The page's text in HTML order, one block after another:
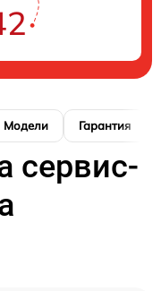
Модели Гарантия
сервис-